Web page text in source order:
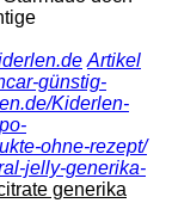
Artikel
günstig-
Kiderlen-
ohne-rezept/
jelly-generika-
generika